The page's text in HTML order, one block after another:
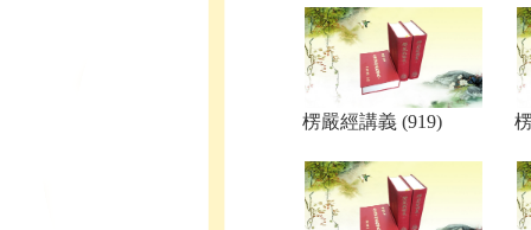
楞嚴經講義 (919)